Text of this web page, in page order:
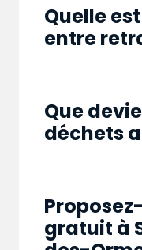
Quelle
entre
Que
déchets
gratuit à